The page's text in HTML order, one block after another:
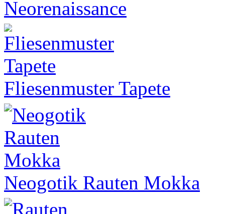
Neorenaissance
Fliesenmuster Tapete
Neogotik Rauten Mokka